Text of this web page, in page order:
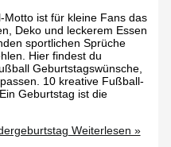
ist für kleine Fans das
Deko und leckerem Essen
sportlichen Sprüche
Hier findest du
Geburtstagswünsche,
10 kreative Fußball-
Geburtstag ist die
Weiterlesen »